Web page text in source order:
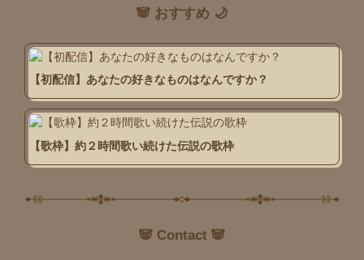
🐼 おすすめ 🌙
【初配信】あなたの好きなものはなんですか？
【歌枠】約２時間歌い続けた伝説の歌枠
🐼 Contact 🐼